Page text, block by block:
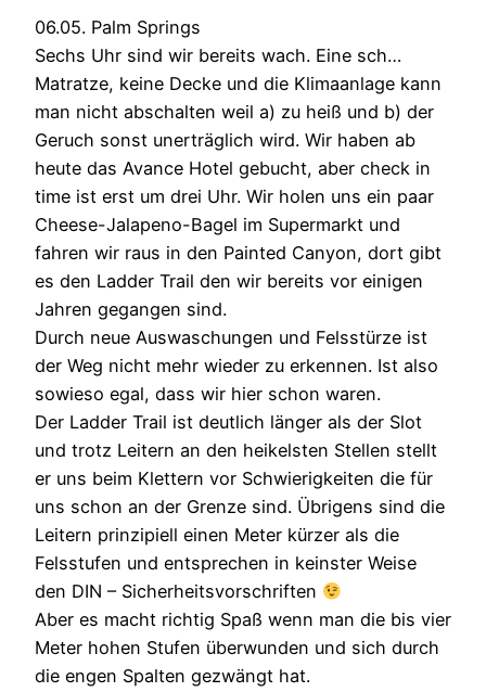
06.05. Palm Springs
Sechs Uhr sind wir bereits wach. Eine sch…
Matratze, keine Decke und die Klimaanlage kann
man nicht abschalten weil a) zu heiß und b) der
Geruch sonst unerträglich wird. Wir haben ab
heute das Avance Hotel gebucht, aber check in
time ist erst um drei Uhr. Wir holen uns ein paar
Cheese-Jalapeno-Bagel im Supermarkt und
fahren wir raus in den Painted Canyon, dort gibt
es den Ladder Trail den wir bereits vor einigen
Jahren gegangen sind.
Durch neue Auswaschungen und Felsstürze ist
der Weg nicht mehr wieder zu erkennen. Ist also
sowieso egal, dass wir hier schon waren.
Der Ladder Trail ist deutlich länger als der Slot
und trotz Leitern an den heikelsten Stellen stellt
er uns beim Klettern vor Schwierigkeiten die für
uns schon an der Grenze sind. Übrigens sind die
Leitern prinzipiell einen Meter kürzer als die
Felsstufen und entsprechen in keinster Weise
den DIN – Sicherheitsvorschriften
Aber es macht richtig Spaß wenn man die bis vier
Meter hohen Stufen überwunden und sich durch
die engen Spalten gezwängt hat.